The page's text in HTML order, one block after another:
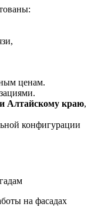
ценам.
Алтайскому краю,
конфигурации
на фасадах